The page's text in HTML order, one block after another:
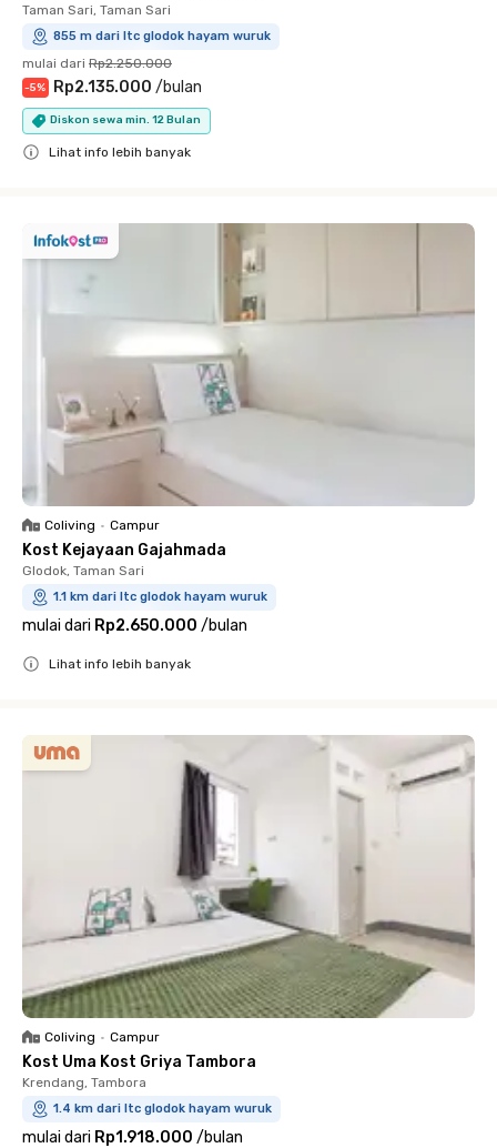
Taman Sari, Taman Sari
855 m dari ltc glodok hayam wuruk
mulai dari Rp2.250.000
-5% Rp2.135.000 /bulan
Diskon sewa min. 12 Bulan
Lihat info lebih banyak
Coliving • Campur
Kost Kejayaan Gajahmada
Glodok, Taman Sari
1.1 km dari ltc glodok hayam wuruk
mulai dari Rp2.650.000 /bulan
Lihat info lebih banyak
Coliving • Campur
Kost Uma Kost Griya Tambora
Krendang, Tambora
1.4 km dari ltc glodok hayam wuruk
mulai dari Rp1.918.000 /bulan